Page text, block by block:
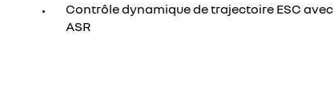
Contrôle dynamique de trajectoire ESC avec
ASR